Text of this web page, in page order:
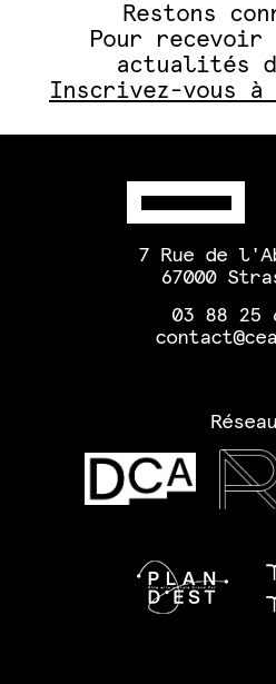
Restons
Pour
actualités
Inscrivez-vous
7 Rue de
67000
03 88 25